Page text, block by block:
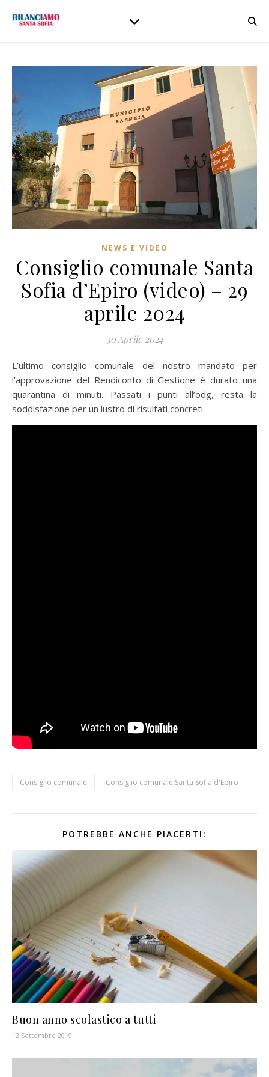
NEWS E VIDEO
Consiglio comunale Santa
Sofia d’Epiro (video) – 29
aprile 2024
30 Aprile 2024
L’ultimo consiglio comunale del nostro mandato per
l’approvazione del Rendiconto di Gestione è durato una
quarantina di minuti. Passati i punti all’odg, resta la
soddisfazione per un lustro di risultati concreti.
Consiglio comunale Consiglio comunale Santa Sofia d'Epiro
POTREBBE ANCHE PIACERTI:
Buon anno scolastico a tutti
12 Settembre 2019